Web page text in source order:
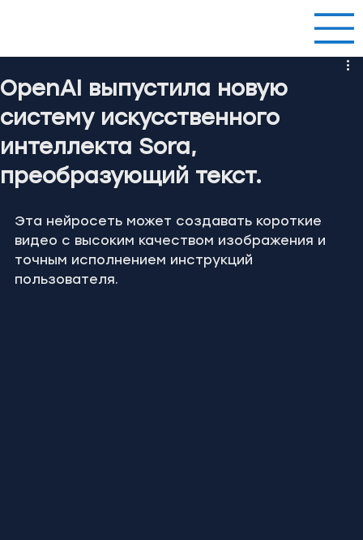
OpenAI выпустила новую
систему искусственного
интеллекта Sora,
преобразующий текст.
Эта нейросеть может создавать короткие
видео с высоким качеством изображения и
точным исполнением инструкций
пользователя.